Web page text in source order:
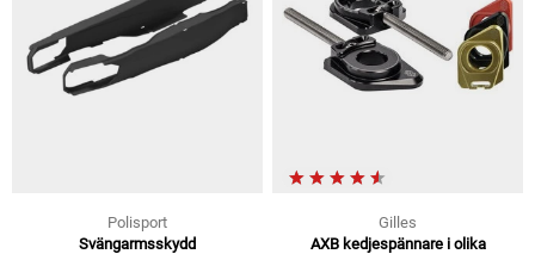
Polisport
Svängarmsskydd
Gilles
AXB kedjespännare i olika